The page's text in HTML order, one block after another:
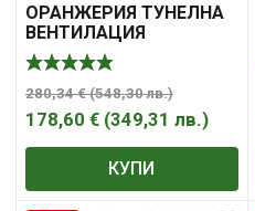
ОРАНЖЕРИЯ ТУНЕЛНА
ВЕНТИЛАЦИЯ
6.0*3.0*2.0m. К-КТ
280,34€ (548,30лв.)
178,60 € (349,31 лв.)
КУПИ